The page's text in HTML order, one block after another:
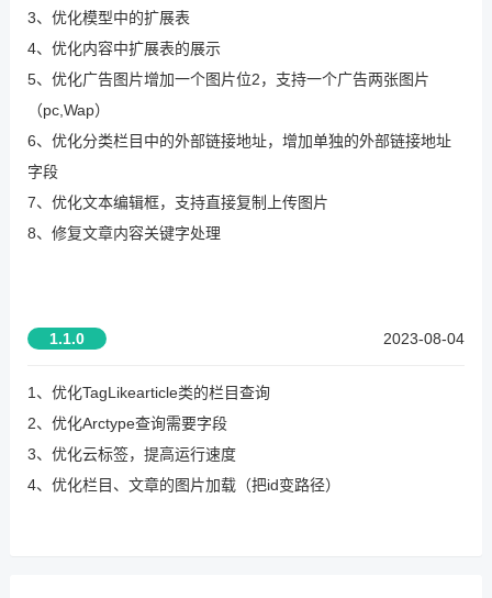
3、优化模型中的扩展表
4、优化内容中扩展表的展示
5、优化广告图片增加一个图片位2，支持一个广告两张图片
（pc,Wap）
6、优化分类栏目中的外部链接地址，增加单独的外部链接地址
字段
7、优化文本编辑框，支持直接复制上传图片
8、修复文章内容关键字处理
1.1.0 2023-08-04
1、优化TagLikearticle类的栏目查询
2、优化Arctype查询需要字段
3、优化云标签，提高运行速度
4、优化栏目、文章的图片加载（把id变路径）